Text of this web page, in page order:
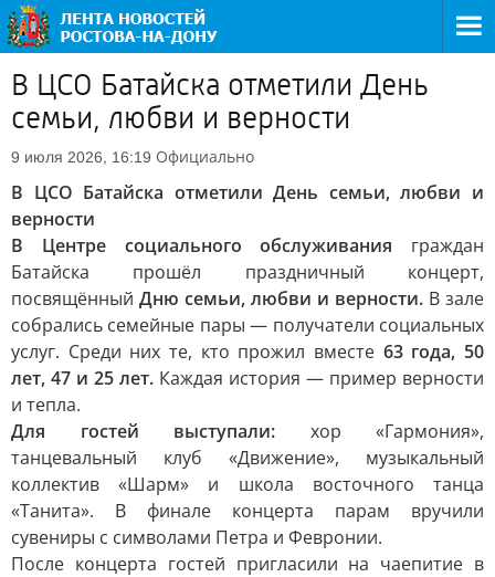
В ЦСО Батайска отметили День
семьи, любви и верности
9 июля 2026, 16:19 Официально
В ЦСО Батайска отметили День семьи, любви и
верности
В Центре социального обслуживания граждан
Батайска прошёл праздничный концерт,
посвящённый Дню семьи, любви и верности. В зале
собрались семейные пары — получатели социальных
услуг. Среди них те, кто прожил вместе 63 года, 50
лет, 47 и 25 лет. Каждая история — пример верности
и тепла.
Для гостей выступали: хор «Гармония»,
танцевальный клуб «Движение», музыкальный
коллектив «Шарм» и школа восточного танца
«Танита». В финале концерта парам вручили
сувениры с символами Петра и Февронии.
После концерта гостей пригласили на чаепитие в